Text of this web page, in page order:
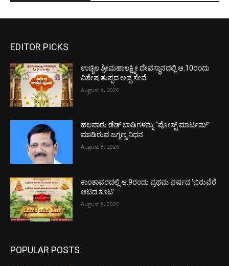
EDITOR PICKS
ಉಚ್ಚಿಲ ಶ್ರೀಮಹಾಲಕ್ಷ್ಮೀ ದೇವಸ್ಥಾನದಲ್ಲಿ ಆ.10ರಂದು
ವಿಶೇಷ ತುಪ್ಪದ ಅಪ್ಪ ಸೇವೆ
August 8, 2026
ಹಲವಾರು ಡೆಡ್ ಬಾಡಿಗಳನ್ನು “ಪೋಸ್ಟ್ ಮಾರ್ಟಮ್”
ಮಾಡಿರುವ ಜಗ್ಗಣ್ಣ ನಿಧನ
August 8, 2026
ಕಾಂತಾವರದಲ್ಲಿ ಆ.9ರಂದು ಪ್ರಥಮ ವರ್ಷದ ‘ಬಿರುವೆರೆ
ಆಟಿದ ಕೂಟ’
August 8, 2026
POPULAR POSTS